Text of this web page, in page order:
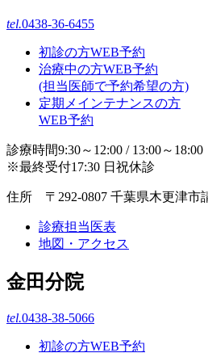
tel.0438-36-6455
初診の方WEB予約
治療中の方WEB予約
(担当医師で予約希望の方)
定期メインテナンスの方
WEB予約
診療時間9:30～12:00 / 13:00～18:00
※最終受付17:30 日祝休診
住所 〒292-0807 千葉県木更津市
診療担当医表
地図・アクセス
金田分院
tel.0438-38-5066
初診の方WEB予約